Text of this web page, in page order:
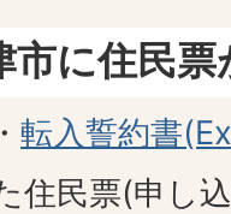
市に住民
転入誓約書
住民票(申し